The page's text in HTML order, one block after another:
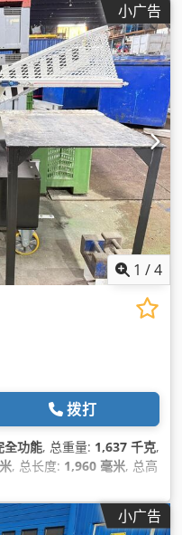
小广告
1 /4
拨打
全功能, 总重量: 1,637 千克,
, 总长度: 1,960 毫米, 总高
小广告